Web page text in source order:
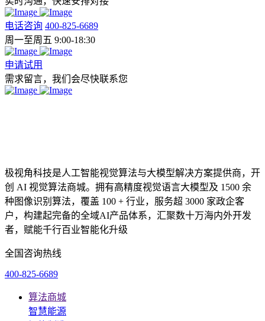
电话咨询 400-825-6689
周一至周五 9:00-18:30
申请试用
需求留言，我们会尽快联系您
极视角科技是人工智能视觉算法与大模型解决方案提供商，开
创 AI 视觉算法商城。拥有高精度视觉语言大模型及 1500 余
种图像识别算法，覆盖 100 + 行业，服务超 3000 家政企客
户，构建起完备的全域AI产品体系，汇聚数十万海内外开发
者，赋能千行百业智能化升级
全国咨询热线
400-825-6689
算法商城
智慧能源